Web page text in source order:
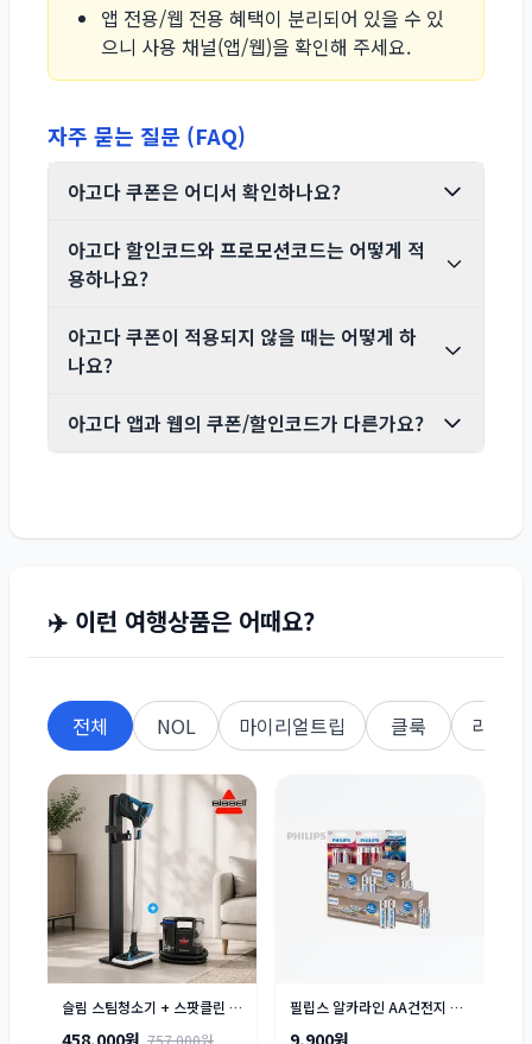
앱 전용/웹 전용 혜택이 분리되어 있을 수 있
으니 사용 채널(앱/웹)을 확인해 주세요.
자주 묻는 질문 (FAQ)
아고다 쿠폰은 어디서 확인하나요?
아고다 할인코드와 프로모션코드는 어떻게 적
용하나요?
아고다 쿠폰이 적용되지 않을 때는 어떻게 하
나요?
아고다 앱과 웹의 쿠폰/할인코드가 다른가요?
✈️ 이런 여행상품은 어때요?
전체 NOL 마이리얼트립 클룩 라쿠텐
슬림 스팀청소기 + 스팟클린 C5 습식청소기 세트
458,000원 757,000원
필립스 알카라인 AA건전지 AAA건전지 40개입
9,900원